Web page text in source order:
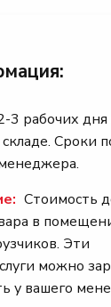
3 рабочих
Сроки
Стоимость
в
Эти
можно
у вашего